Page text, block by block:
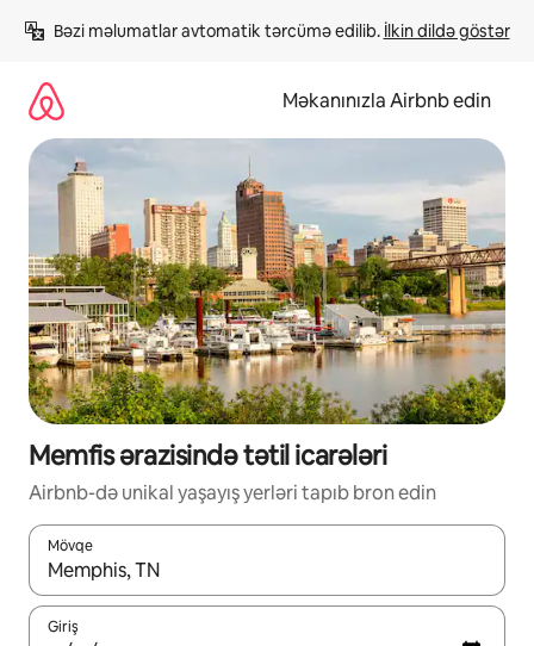
keç
Bəzi məlumatlar avtomatik tərcümə edilib. İlkin dildə göstər
Məkanınızla Airbnb edin
Memfis ərazisində tətil icarələri
Airbnb-də unikal yaşayış yerləri tapıb bron edin
Mövqe
Nəticələr varsa, yuxarı və aşağı ox düymələri ilə naviqasiya
Giriş